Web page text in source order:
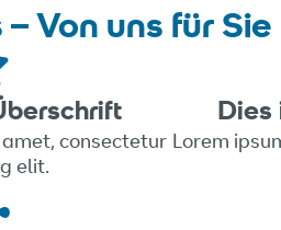
Von uns für Sie
consectetur
elit.
Dies
Lorem